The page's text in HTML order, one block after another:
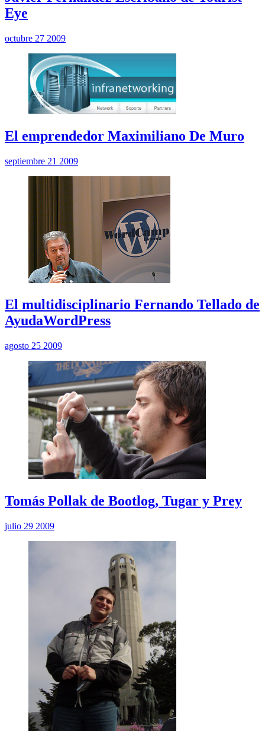
Eye
octubre 27 2009
El emprendedor Maximiliano De Muro
septiembre 21 2009
El multidisciplinario Fernando Tellado de
AyudaWordPress
agosto 25 2009
Tomás Pollak de Bootlog, Tugar y Prey
julio 29 2009